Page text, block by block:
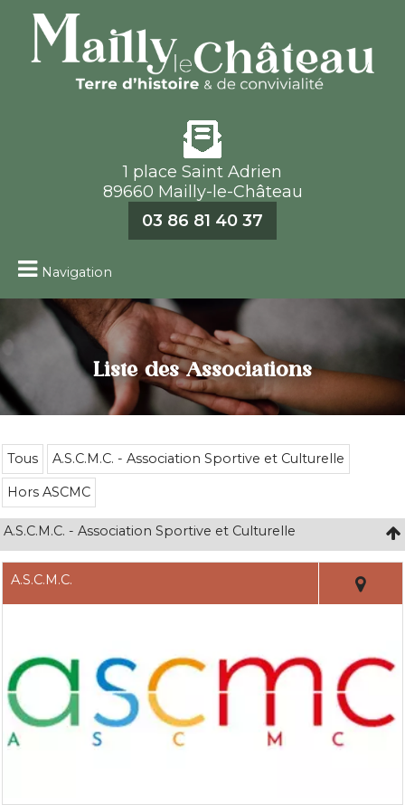
1 place Saint Adrien
89660 Mailly-le-Château
03 86 81 40 37
Navigation
Liste des Associations
Tous A.S.C.M.C. - Association Sportive et Culturelle
Hors ASCMC
A.S.C.M.C. - Association Sportive et Culturelle
A.S.C.M.C.